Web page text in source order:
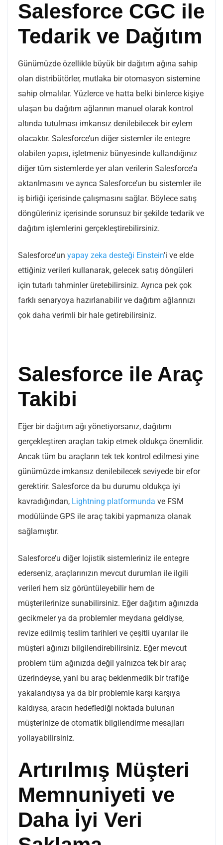
Salesforce CGC ile
Tedarik ve Dağıtım
Günümüzde özellikle büyük bir dağıtım ağına sahip
olan distribütörler, mutlaka bir otomasyon sistemine
sahip olmalılar. Yüzlerce ve hatta belki binlerce kişiye
ulaşan bu dağıtım ağlarının manuel olarak kontrol
altında tutulması imkansız denilebilecek bir eylem
olacaktır. Salesforce’un diğer sistemler ile entegre
olabilen yapısı, işletmeniz bünyesinde kullandığınız
diğer tüm sistemlerde yer alan verilerin Salesforce’a
aktarılmasını ve ayrıca Salesforce’un bu sistemler ile
iş birliği içerisinde çalışmasını sağlar. Böylece satış
döngüleriniz içerisinde sorunsuz bir şekilde tedarik ve
dağıtım işlemlerini gerçekleştirebilirsiniz.
Salesforce’un yapay zeka desteği Einstein’i ve elde
ettiğiniz verileri kullanarak, gelecek satış döngüleri
için tutarlı tahminler üretebilirsiniz. Ayrıca pek çok
farklı senaryoya hazırlanabilir ve dağıtım ağlarınızı
çok daha verimli bir hale getirebilirsiniz.
Salesforce ile Araç
Takibi
Eğer bir dağıtım ağı yönetiyorsanız, dağıtımı
gerçekleştiren araçları takip etmek oldukça önemlidir.
Ancak tüm bu araçların tek tek kontrol edilmesi yine
günümüzde imkansız denilebilecek seviyede bir efor
gerektirir. Salesforce da bu durumu oldukça iyi
kavradığından, Lightning platformunda ve FSM
modülünde GPS ile araç takibi yapmanıza olanak
sağlamıştır.
Salesforce’u diğer lojistik sistemleriniz ile entegre
ederseniz, araçlarınızın mevcut durumları ile ilgili
verileri hem siz görüntüleyebilir hem de
müşterilerinize sunabilirsiniz. Eğer dağıtım ağınızda
gecikmeler ya da problemler meydana geldiyse,
revize edilmiş teslim tarihleri ve çeşitli uyarılar ile
müşteri ağınızı bilgilendirebilirsiniz. Eğer mevcut
problem tüm ağınızda değil yalnızca tek bir araç
üzerindeyse, yani bu araç beklenmedik bir trafiğe
yakalandıysa ya da bir problemle karşı karşıya
kaldıysa, aracın hedeflediği noktada bulunan
müşterinize de otomatik bilgilendirme mesajları
yollayabilirsiniz.
Artırılmış Müşteri
Memnuniyeti ve
Daha İyi Veri